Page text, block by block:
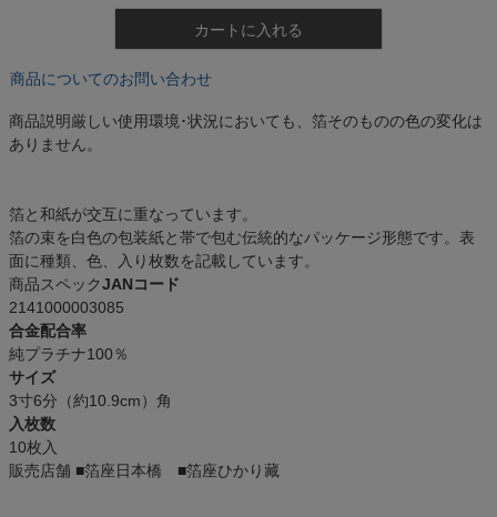
カートに入れる
商品についてのお問い合わせ
商品説明厳しい使用環境･状況においても、箔そのものの色の変化は
ありません。
箔と和紙が交互に重なっています。
箔の束を白色の包装紙と帯で包む伝統的なパッケージ形態です。表
面に種類、色、入り枚数を記載しています。
商品スペックJANコード
2141000003085
合金配合率
純プラチナ100％
サイズ
3寸6分（約10.9cm）角
入枚数
10枚入
販売店舗 ■箔座日本橋 ■箔座ひかり藏